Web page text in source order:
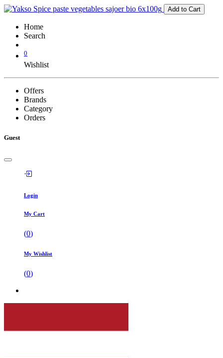
Add to Cart
Home
Search
0
Wishlist
Offers
Brands
Category
Orders
Guest
Login
My Cart
(0)
My Wishlist
(0)